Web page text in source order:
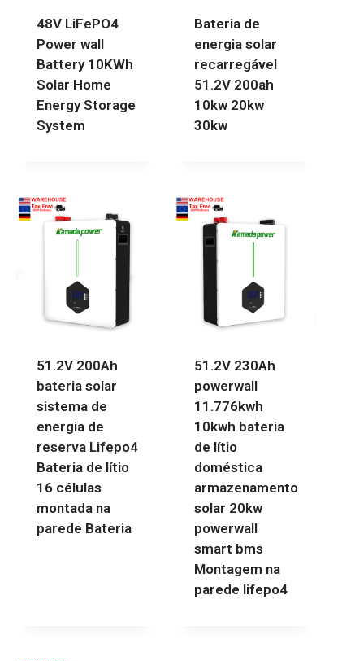
48V LiFePO4
Power wall
Battery 10KWh
Solar Home
Energy Storage
System
Bateria de
energia solar
recarregável
51.2V 200ah
10kw 20kw
30kw
51.2V 200Ah
bateria solar
sistema de
energia de
reserva Lifepo4
Bateria de lítio
16 células
montada na
parede Bateria
51.2V 230Ah
powerwall
11.776kwh
10kwh bateria
de lítio
doméstica
armazenamento
solar 20kw
powerwall
smart bms
Montagem na
parede lifepo4